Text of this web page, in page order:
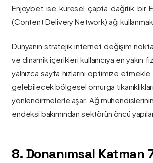
Enjoybet ise küresel çapta dağıtık bir
(Content Delivery Network) ağı
Dünyanın stratejik internet değişim
ve dinamik içerikleri kullanıcıya en yakın
yalnızca sayfa hızlarını optimize
gelebilecek bölgesel omurga
yönlendirmelerle aşar. Ağ
endeksi bakımından sektörün öncü
8. Donanımsal Katman